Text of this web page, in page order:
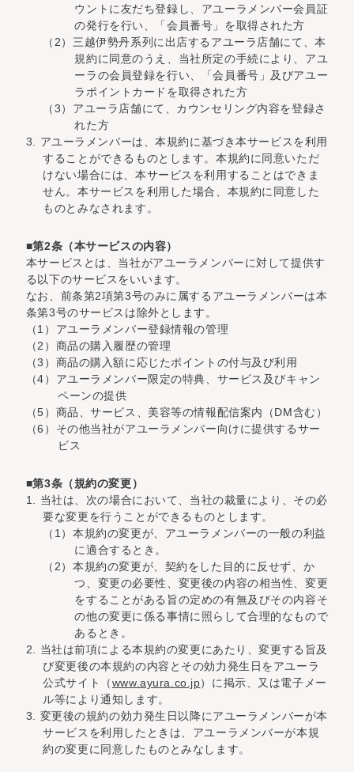
ウントに友だち登録し、アユーラメンバー会員証
の発行を行い、「会員番号」を取得された方
（2）三越伊勢丹系列に出店するアユーラ店舗にて、本
規約に同意のうえ、当社所定の手続により、アユ
ーラの会員登録を行い、「会員番号」及びアユー
ラポイントカードを取得された方
（3）アユーラ店舗にて、カウンセリング内容を登録さ
れた方
3. アユーラメンバーは、本規約に基づき本サービスを利用
することができるものとします。本規約に同意いただ
けない場合には、本サービスを利用することはできま
せん。本サービスを利用した場合、本規約に同意した
ものとみなされます。
■第2条（本サービスの内容）
本サービスとは、当社がアユーラメンバーに対して提供す
る以下のサービスをいいます。
なお、前条第2項第3号のみに属するアユーラメンバーは本
条第3号のサービスは除外とします。
（1）アユーラメンバー登録情報の管理
（2）商品の購入履歴の管理
（3）商品の購入額に応じたポイントの付与及び利用
（4）アユーラメンバー限定の特典、サービス及びキャン
ペーンの提供
（5）商品、サービス、美容等の情報配信案内（DM含む）
（6）その他当社がアユーラメンバー向けに提供するサー
ビス
■第3条（規約の変更）
1. 当社は、次の場合において、当社の裁量により、その必
要な変更を行うことができるものとします。
（1）本規約の変更が、アユーラメンバーの一般の利益
に適合するとき。
（2）本規約の変更が、契約をした目的に反せず、か
つ、変更の必要性、変更後の内容の相当性、変更
をすることがある旨の定めの有無及びその内容そ
の他の変更に係る事情に照らして合理的なもので
あるとき。
2. 当社は前項による本規約の変更にあたり、変更する旨及
び変更後の本規約の内容とその効力発生日をアユーラ
公式サイト（www.ayura.co.jp）に掲示、又は電子メー
ル等により通知します。
3. 変更後の規約の効力発生日以降にアユーラメンバーが本
サービスを利用したときは、アユーラメンバーが本規
約の変更に同意したものとみなします。